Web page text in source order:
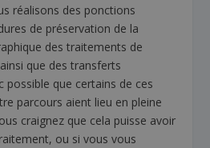
réalisons des ponctions
de préservation de la
des traitements de
que des transferts
possible que certains de ces
parcours aient lieu en pleine
craignez que cela puisse avoir
ou si vous vous